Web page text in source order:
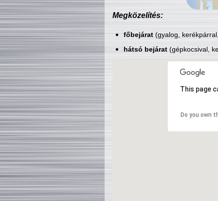
Megközelítés:
főbejárat(gyalog,
hátsó bejárat(gépkocsival,
This page
Do you own